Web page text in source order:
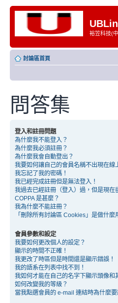
裕笠科技(
討論區首頁
問答集
登入和註冊問題
為什麼我不能登入？
為什麼我必須註冊？
為什麼我會自動登出？
我要如何讓自己的會員名稱不出現在線
我忘記了我的密碼！
我已經完成註冊但是無法登入！
我過去已經註冊（登入）過，但是現在
COPPA 是甚麼？
我為什麼不能註冊？
「刪除所有討論區 Cookies」是做什麼
會員參數和設定
我要如何更改個人的設定？
顯示的時間不正確！
我更改了時區但是時間還是顯示錯誤！
我的語系在列表中找不到！
我如何才能在自己的名字下顯示頭像和
如何改變我的等級？
當我點選會員的 e-mail 連結時為什麼要